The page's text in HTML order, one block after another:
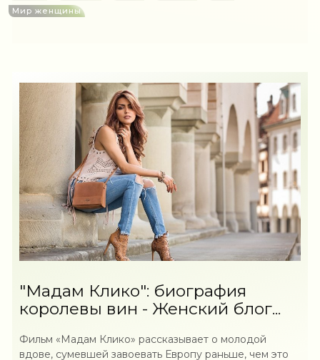
Мир женщины
"Мадам Клико": биография
королевы вин - Женский блог...
Фильм «Мадам Клико» рассказывает о молодой
вдове, сумевшей завоевать Европу раньше, чем это